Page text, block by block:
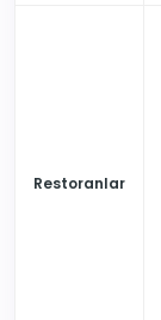
Restoranlar